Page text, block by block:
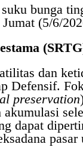
bunga
(5/6/
dan
Defensif.
preservation
dapat
pasar